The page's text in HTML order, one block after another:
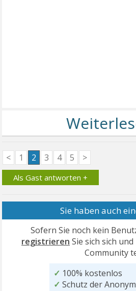
< 1 2 3 4 5 >
Als Gast antworten +
Sie haben auch
Sofern Sie noch kein
registrieren Sie sich sich
Community
✓ 100% kostenlos
✓ Schutz der